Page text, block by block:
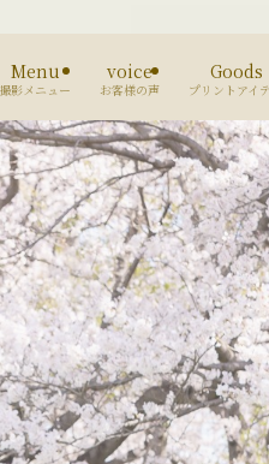
Menu
撮影メニュー
voice
お客様の声
Goods
プリントアイ